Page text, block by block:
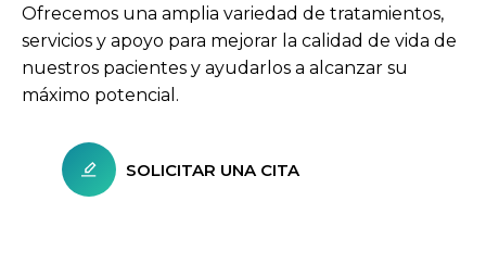
Ofrecemos una amplia variedad de tratamientos,
servicios y apoyo para mejorar la calidad de vida de
nuestros pacientes y ayudarlos a alcanzar su
máximo potencial.
SOLICITAR UNA CITA